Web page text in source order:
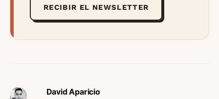
RECIBIR EL NEWSLETTER
David Aparicio